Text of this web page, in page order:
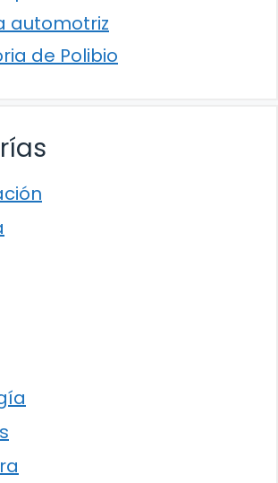
automotriz
de Polibio